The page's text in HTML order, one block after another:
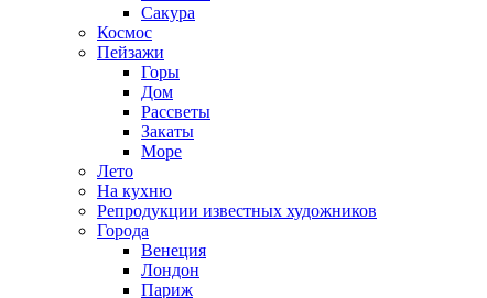
Сакура
Космос
Пейзажи
Горы
Дом
Рассветы
Закаты
Море
Лето
На кухню
Репродукции известных художников
Города
Венеция
Лондон
Париж